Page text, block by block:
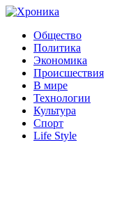
Общество
Политика
Экономика
Происшествия
В мире
Технологии
Культура
Спорт
Life Style